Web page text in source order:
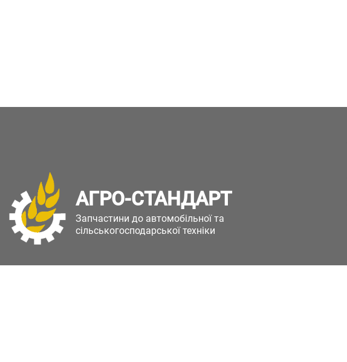
АГРО-СТАНДАРТ
Запчастини до автомобільної та
сільськогосподарської техніки